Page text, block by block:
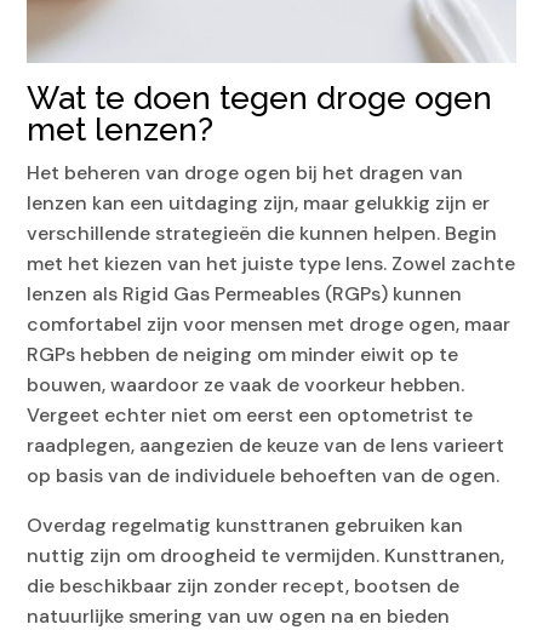
Wat te doen tegen droge ogen
met lenzen?
Het beheren van droge ogen bij het dragen van
lenzen kan een uitdaging zijn, maar gelukkig zijn er
verschillende strategieën die kunnen helpen. Begin
met het kiezen van het juiste type lens. Zowel zachte
lenzen als Rigid Gas Permeables (RGPs) kunnen
comfortabel zijn voor mensen met droge ogen, maar
RGPs hebben de neiging om minder eiwit op te
bouwen, waardoor ze vaak de voorkeur hebben.
Vergeet echter niet om eerst een optometrist te
raadplegen, aangezien de keuze van de lens varieert
op basis van de individuele behoeften van de ogen.
Overdag regelmatig kunsttranen gebruiken kan
nuttig zijn om droogheid te vermijden. Kunsttranen,
die beschikbaar zijn zonder recept, bootsen de
natuurlijke smering van uw ogen na en bieden